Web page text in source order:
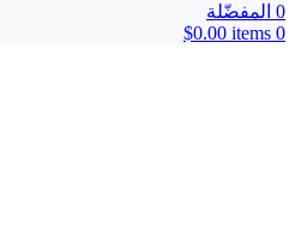
0 المفضّلة
0
items
$0.00